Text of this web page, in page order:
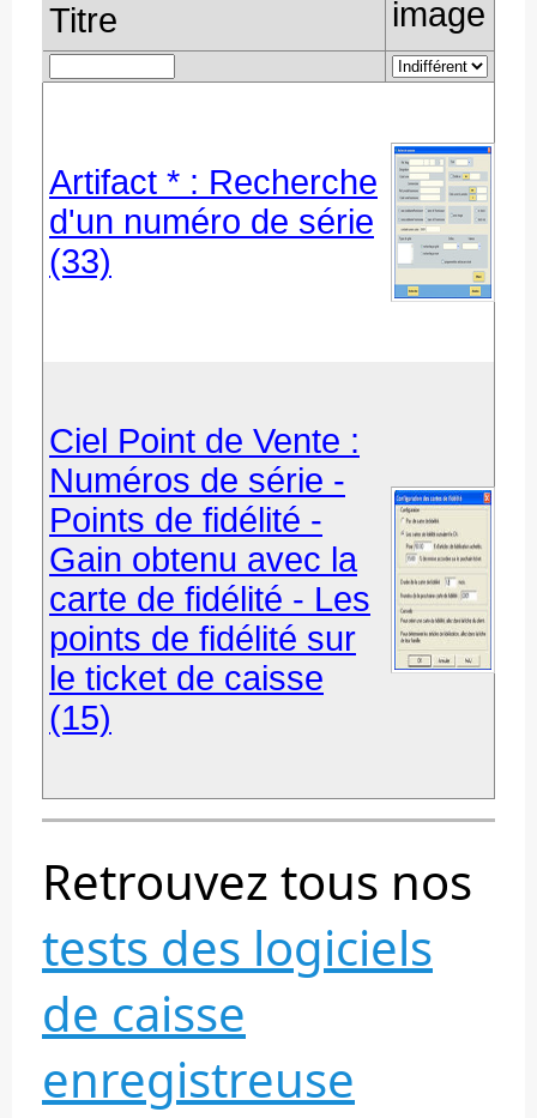
Titre image
Artifact * : Recherche
d'un numéro de série
(33)
Ciel Point de Vente :
Numéros de série -
Points de fidélité -
Gain obtenu avec la
carte de fidélité - Les
points de fidélité sur
le ticket de caisse
(15)
Retrouvez tous nos
tests des logiciels
de caisse
enregistreuse